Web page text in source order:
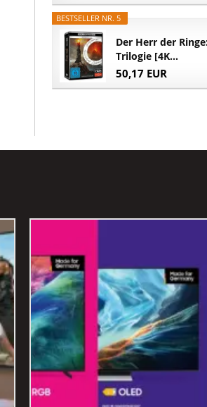
BESTSELLER NR. 5
Der Herr der
Trilogie [4K...
50,17 EUR